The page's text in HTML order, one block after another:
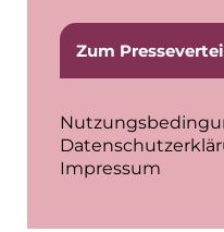
Zum
Impressum